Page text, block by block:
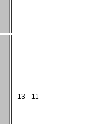
13 - 11